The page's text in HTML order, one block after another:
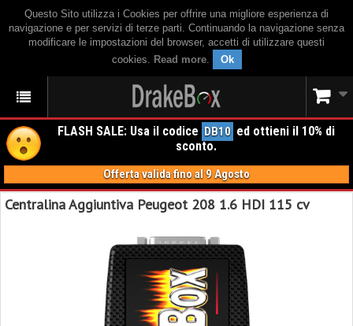
Questo Sito utilizza i Cookies per offrire una migliore esperienza di
navigazione e per servizi di terze parti. Continuando la navigazione senza
modificare le impostazioni del browser, accetti di utilizzare questi
cookies. Read more. Ok
FLASH SALE: Usa il codice DB10 ed ottieni il 10% di
sconto.
Offerta valida fino al 9 Agosto
Centralina Aggiuntiva Peugeot 208 1.6 HDI 115 cv